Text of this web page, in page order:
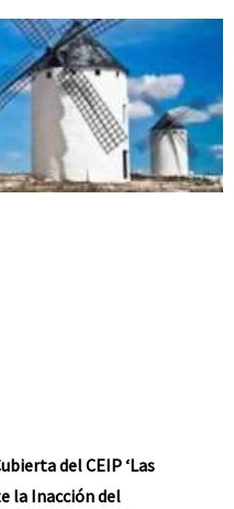
del CEIP ‘Las
la Inacción del